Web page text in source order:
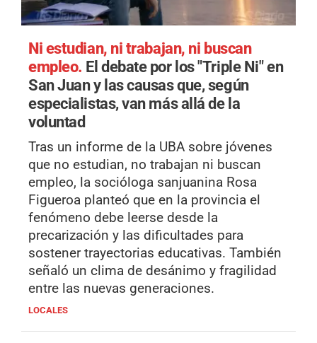
Ni estudian, ni trabajan, ni buscan
empleo. El debate por los "Triple Ni" en
San Juan y las causas que, según
especialistas, van más allá de la
voluntad
Tras un informe de la UBA sobre jóvenes
que no estudian, no trabajan ni buscan
empleo, la socióloga sanjuanina Rosa
Figueroa planteó que en la provincia el
fenómeno debe leerse desde la
precarización y las dificultades para
sostener trayectorias educativas. También
señaló un clima de desánimo y fragilidad
entre las nuevas generaciones.
LOCALES